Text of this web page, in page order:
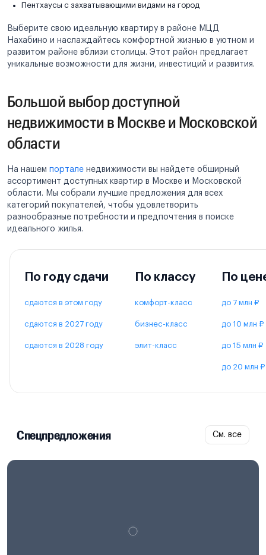
Пентхаусы с захватывающими видами на город
Выберите свою идеальную квартиру в районе МЦД
Нахабино и наслаждайтесь комфортной жизнью в уютном и
развитом районе вблизи столицы. Этот район предлагает
уникальные возможности для жизни, инвестиций и развития.
Большой выбор доступной
недвижимости в Москве и Московской
области
На нашем портале недвижимости вы найдете обширный
ассортимент доступных квартир в Москве и Московской
области. Мы собрали лучшие предложения для всех
категорий покупателей, чтобы удовлетворить
разнообразные потребности и предпочтения в поиске
идеального жилья.
По году сдачи
сдаются в этом году
сдаются в 2027 году
сдаются в 2028 году
По классу
комфорт-класс
бизнес-класс
элит-класс
По
до 7 млн ₽
до 10 млн ₽
до 15 млн ₽
до 20 млн ₽
Спецпредложения См. все